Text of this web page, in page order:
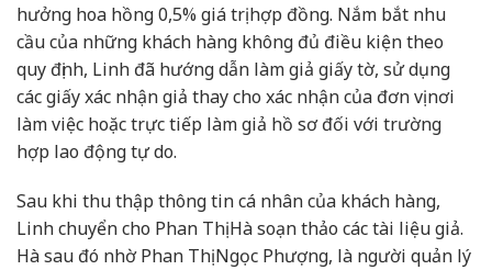
hưởng hoa hồng 0,5% giá trị hợp đồng. Nắm bắt nhu
cầu của những khách hàng không đủ điều kiện theo
quy định, Linh đã hướng dẫn làm giả giấy tờ, sử dụng
các giấy xác nhận giả thay cho xác nhận của đơn vị nơi
làm việc hoặc trực tiếp làm giả hồ sơ đối với trường
hợp lao động tự do.
Sau khi thu thập thông tin cá nhân của khách hàng,
Linh chuyển cho Phan Thị Hà soạn thảo các tài liệu giả.
Hà sau đó nhờ Phan Thị Ngọc Phượng, là người quản lý